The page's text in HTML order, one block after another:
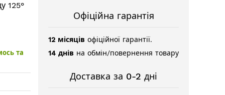
125°
та
Офіційна гарантія
12 місяців офіційної гарантії.
14 днів на обмін/повернення товару
Доставка за 0-2 дні